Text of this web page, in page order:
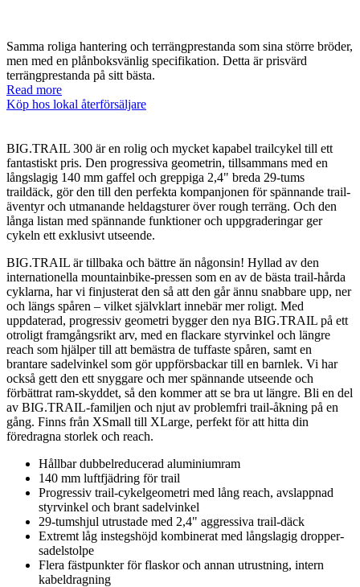
Samma roliga hantering och terrängprestanda som sina större bröder,
men med en plånboksvänlig specifikation. Detta är prisvärd
terrängprestanda på sitt bästa.
Read more
Köp hos lokal återförsäljare
BIG.TRAIL 300 är en rolig och mycket kapabel trailcykel till ett
fantastiskt pris. Den progressiva geometrin, tillsammans med en
långslagig 140 mm gaffel och greppiga 2,4" breda 29-tums
traildäck, gör den till den perfekta kompanjonen för spännande trail-
äventyr och utmanande heldagsturer över rough terräng. Och den
långa listan med spännande funktioner och uppgraderingar ger
cykeln ett exklusivt utseende.
BIG.TRAIL är tillbaka och bättre än någonsin! Hyllad av den
internationella mountainbike-pressen som en av de bästa trail-hårda
cyklarna, har vi finjusterat den så att den går ännu snabbare upp, ner
och längs spåren – vilket självklart innebär mer roligt. Med
uppdaterad, progressiv geometri bygger den nya BIG.TRAIL på ett
otroligt framgångsrikt arv, med en flackare styrvinkel och längre
reach som hjälper till att bemästra de tuffaste spåren, samt en
brantare sadelvinkel som gör uppförsbackar till en barnlek. Vi har
också gett den ett snyggare och mer spännande utseende och
förbättrat ram-skyddet, så den kommer att se bra ut längre. Bli en del
av BIG.TRAIL-familjen och njut av problemfri trail-åkning på en
gång. Finns från XSmall till XLarge, perfekt för att hitta din
föredragna storlek och reach.
Hållbar dubbelreducerad aluminiumram
140 mm luftfjädring för trail
Progressiv trail-cykelgeometri med lång reach, avslappnad
styrvinkel och brant sadelvinkel
29-tumshjul utrustade med 2,4" aggressiva trail-däck
Extremt låg instegshöjd kombinerat med långslagig dropper-
sadelstolpe
Flera fästpunkter för flaskor och annan utrustning, intern
kabeldragning